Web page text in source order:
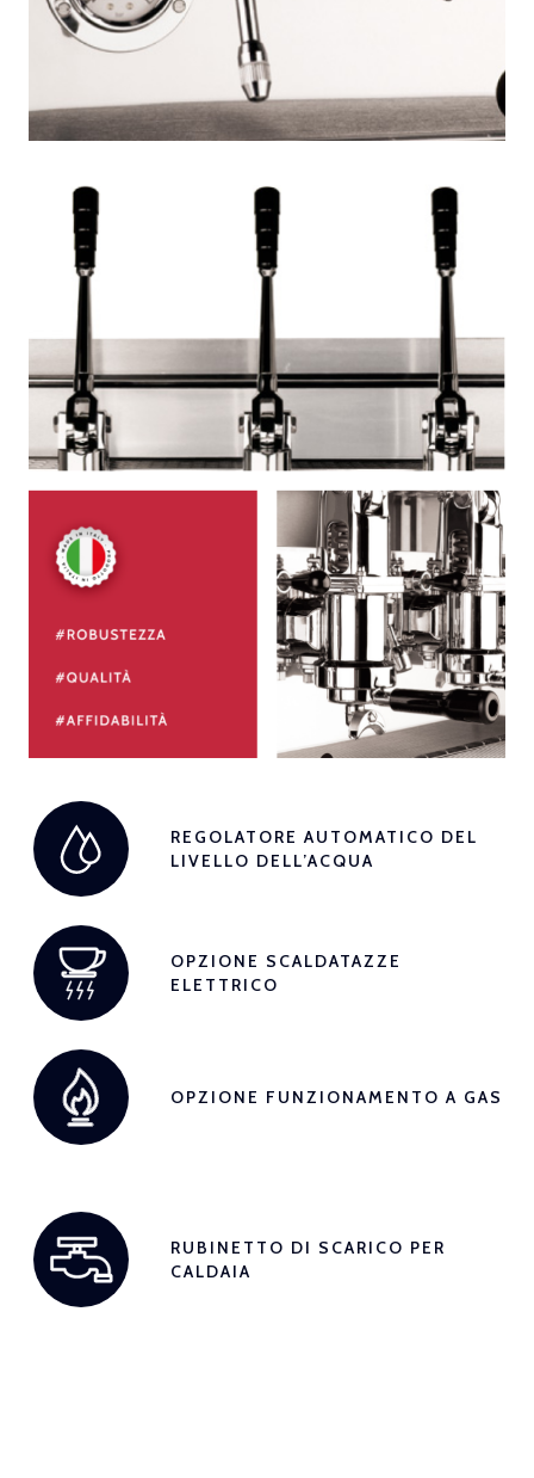
REGOLATORE AUTOMATICO DEL
LIVELLO DELL’ACQUA
OPZIONE SCALDATAZZE
ELETTRICO
OPZIONE FUNZIONAMENTO A GAS
RUBINETTO DI SCARICO PER
CALDAIA